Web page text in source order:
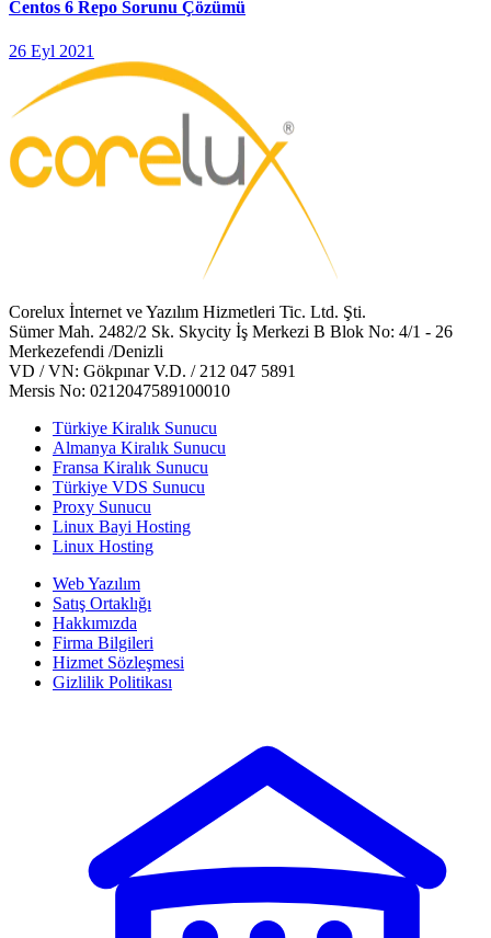
Centos 6 Repo Sorunu Çözümü
26 Eyl 2021
Corelux İnternet ve Yazılım Hizmetleri Tic. Ltd. Şti.
Sümer Mah. 2482/2 Sk. Skycity İş Merkezi B Blok No: 4/1 - 26
Merkezefendi /Denizli
VD / VN: Gökpınar V.D. / 212 047 5891
Mersis No: 0212047589100010
Türkiye Kiralık Sunucu
Almanya Kiralık Sunucu
Fransa Kiralık Sunucu
Türkiye VDS Sunucu
Proxy Sunucu
Linux Bayi Hosting
Linux Hosting
Web Yazılım
Satış Ortaklığı
Hakkımızda
Firma Bilgileri
Hizmet Sözleşmesi
Gizlilik Politikası